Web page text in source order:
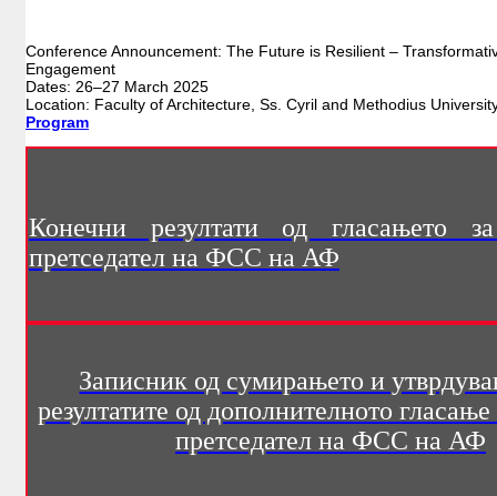
Conference Announcement: The Future is Resilient –
Engagement
Dates: 26–27 March 2025
Location: Faculty of Architecture, Ss. Cyril and Methodius
Program
Конечни резултати од гласањето
претседател на ФСС на АФ
Записник од сумирањето и
резултатите од дополнителното
претседател на ФСС на АФ